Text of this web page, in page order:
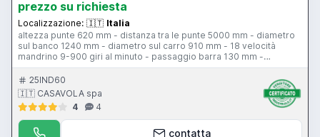
prezzo su richiesta
Localizzazione: 🇮🇹 Italia
altezza punte 620 mm - distanza tra le punte 5000 mm - diametro
sul banco 1240 mm - diametro sul carro 910 mm - 18 velocità
mandrino 9-900 giri al minuto - passaggio barra 130 mm -
posizionatore elesta visulesta IV
25IND60
🇮🇹 CASAVOLA spa
4
4
contatta